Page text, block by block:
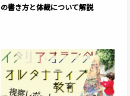
の書き方と体裁について解説